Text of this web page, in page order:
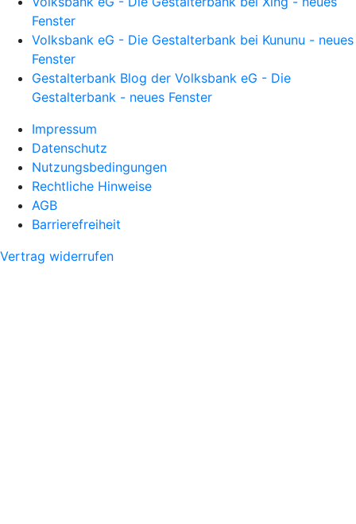
Fenster
Volksbank eG - Die Gestalterbank bei Kununu - neues
Fenster
Gestalterbank Blog der Volksbank eG - Die
Gestalterbank - neues Fenster
Impressum
Datenschutz
Nutzungsbedingungen
Rechtliche Hinweise
AGB
Barrierefreiheit
Vertrag widerrufen